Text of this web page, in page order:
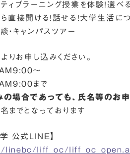
ブラーニング授業を体験！選べ
接聞ける！話せる！大学生活に
キャンパスツアー
よりお申し込みください。
AM9:00～
AM9:00まで
場合であっても、氏名等のお
でとなっております
公式LINE】
liff_oc/